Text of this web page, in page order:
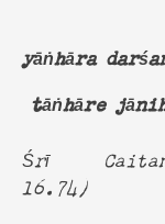
yāṅhāra
tāṅhāre
Śrī
16.74)